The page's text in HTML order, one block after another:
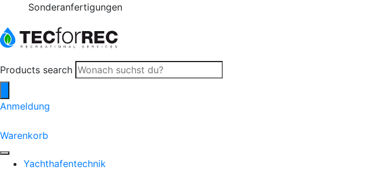
Sonderanfertigungen
Products search
Anmeldung
Warenkorb
Yachthafentechnik